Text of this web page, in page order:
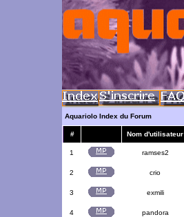
Aquariolo Index du Forum
# Nom d'utilisateur
1 ramses2
2 crio
3 exmili
4 pandora